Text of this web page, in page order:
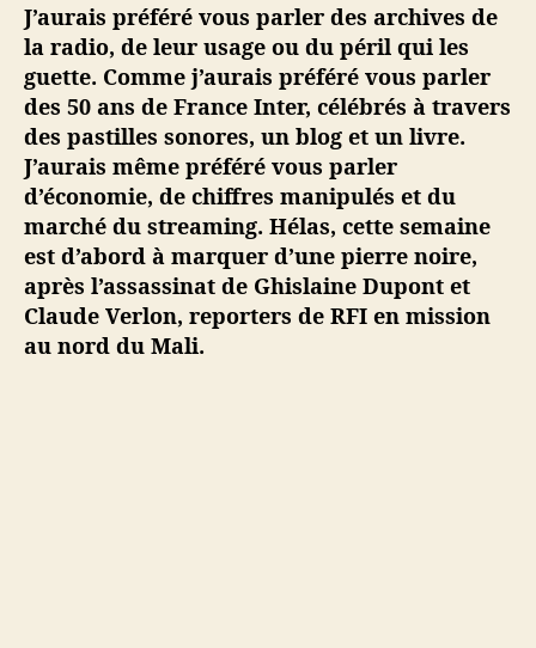
l
e
s
n
d
e
s
#
1
2
3
J’aurais préféré vous parler des archives de
la radio, de leur usage ou du péril qui les
guette. Comme j’aurais préféré vous parler
des 50 ans de France Inter, célébrés à travers
des pastilles sonores, un blog et un livre.
J’aurais même préféré vous parler
d’économie, de chiffres manipulés et du
marché du streaming. Hélas, cette semaine
est d’abord à marquer d’une pierre noire,
après l’assassinat de Ghislaine Dupont et
Claude Verlon, reporters de RFI en mission
au nord du Mali.